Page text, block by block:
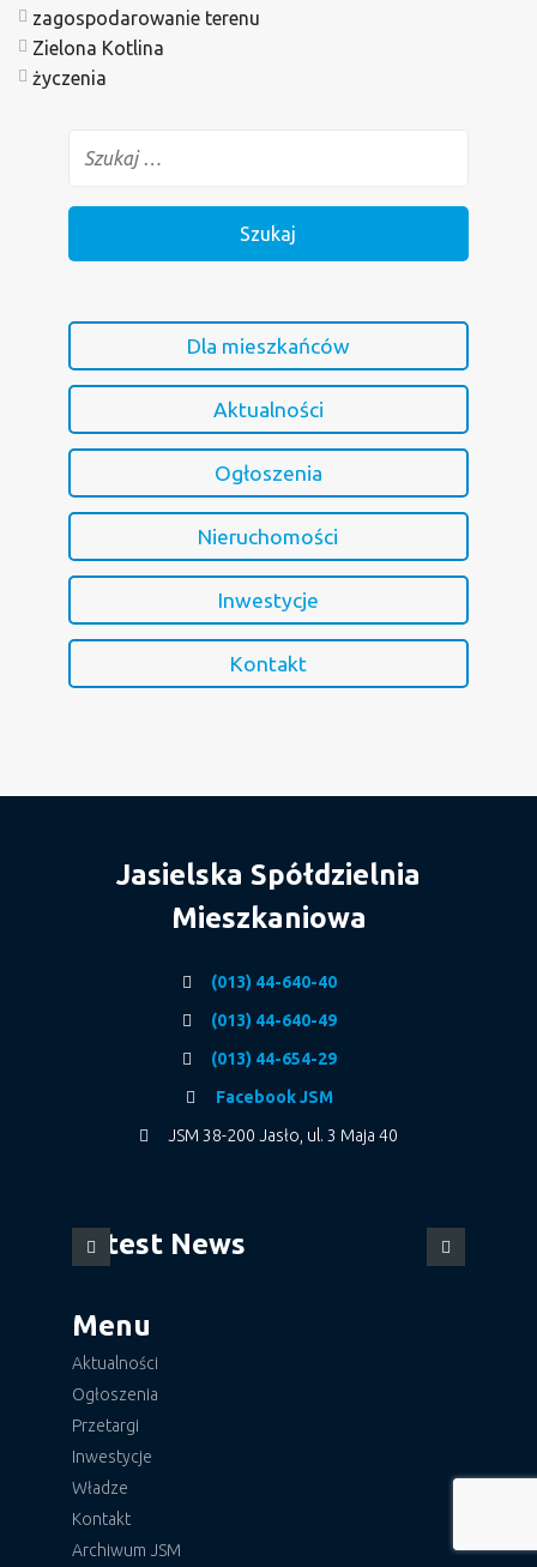
zagospodarowanie terenu
Zielona Kotlina
życzenia
Dla mieszkańców
Aktualności
Ogłoszenia
Nieruchomości
Inwestycje
Kontakt
Jasielska Spółdzielnia
Mieszkaniowa
(013) 44-640-40
(013) 44-640-49
(013) 44-654-29
Facebook JSM
JSM 38-200 Jasło, ul. 3 Maja 40
Latest News
Menu
Aktualności
Ogłoszenia
Przetargi
Inwestycje
Władze
Kontakt
Archiwum JSM